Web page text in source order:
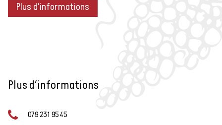
Plus d'informations
Plus d’informations
079 231 95 45